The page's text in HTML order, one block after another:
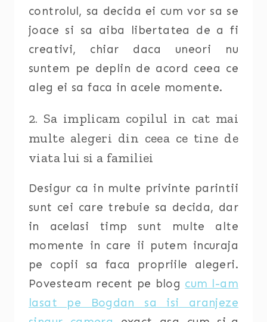
controlul, sa decida ei cum vor sa se
joace si sa aiba libertatea de a fi
creativi, chiar daca uneori nu
suntem pe deplin de acord ceea ce
aleg ei sa faca in acele momente.
2. Sa implicam copilul in cat mai
multe alegeri din ceea ce tine de
viata lui si a familiei
Desigur ca in multe privinte parintii
sunt cei care trebuie sa decida, dar
in acelasi timp sunt multe alte
momente in care ii putem incuraja
pe copii sa faca propriile alegeri.
Povesteam recent pe blog cum l-am
lasat pe Bogdan sa isi aranjeze